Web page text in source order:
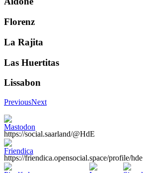
Florenz
La Rajita
Las Huertitas
Lissabon
PreviousNext
https://social.saarland/@HdE
https://friendica.opensocial.space/profile/hde